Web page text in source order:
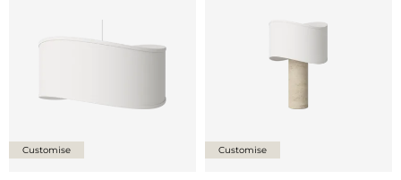
Customise Customise